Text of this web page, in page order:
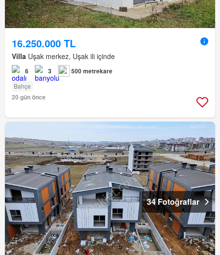
16.250.000 TL
Villa Uşak merkez, Uşak ili içinde
6 3 500 metrekare
Bahçe
20 gün önce
34 Fotoğraflar